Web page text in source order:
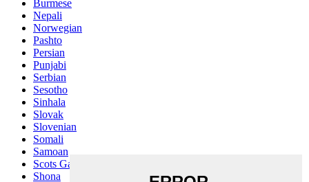
Burmese
Nepali
Norwegian
Pashto
Persian
Punjabi
Serbian
Sesotho
Sinhala
Slovak
Slovenian
Somali
Samoan
Scots Gaelic
Shona